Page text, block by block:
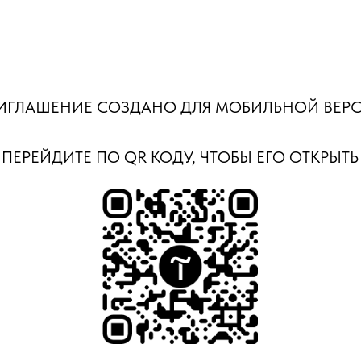
СОЗДАНО ДЛЯ МОБИЛЬНОЙ
ПЕРЕЙДИТЕ ПО QR КОДУ, ЧТОБЫ ЕГО ОТКРЫТЬ